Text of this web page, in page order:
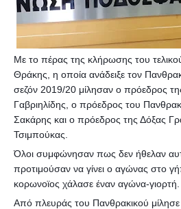
Με το πέρας της κλήρωσης του
Θράκης, η οποία ανάδειξε τον
σεζόν 2019/20 μίλησαν ο πρόεδρος
Γαβριηλίδης, ο πρόεδρος του
Σακάρης και ο πρόεδρος της Δόξας
Τσιμπούκας.
Όλοι συμφώνησαν πως δεν ήθελαν
προτιμούσαν να γίνει ο αγώνας στο
κορωνοϊος χάλασε έναν αγώνα-γιορτή.
Από πλευράς του Πανθρακικού